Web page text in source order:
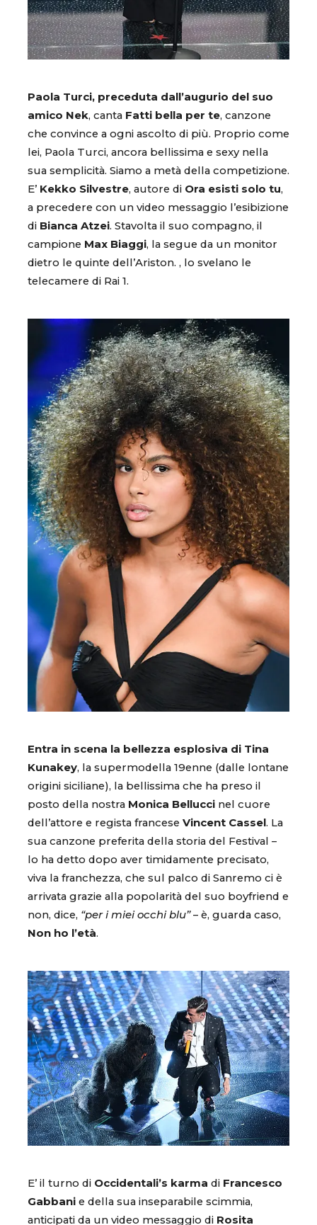
Paola Turci, preceduta dall’augurio del suo
amico Nek, canta Fatti bella per te, canzone
che convince a ogni ascolto di più. Proprio come
lei, Paola Turci, ancora bellissima e sexy nella
sua semplicità. Siamo a metà della competizione.
E’ Kekko Silvestre, autore di Ora esisti solo tu,
a precedere con un video messaggio l’esibizione
di Bianca Atzei. Stavolta il suo compagno, il
campione Max Biaggi, la segue da un monitor
dietro le quinte dell’Ariston. , lo svelano le
telecamere di Rai 1.
Entra in scena la bellezza esplosiva di Tina
Kunakey, la supermodella 19enne (dalle lontane
origini siciliane), la bellissima che ha preso il
posto della nostra Monica Bellucci nel cuore
dell’attore e regista francese Vincent Cassel. La
sua canzone preferita della storia del Festival –
lo ha detto dopo aver timidamente precisato,
viva la franchezza, che sul palco di Sanremo ci è
arrivata grazie alla popolarità del suo boyfriend e
non, dice, “per i miei occhi blu”– è, guarda caso,
Non ho l’età.
E’ il turno di Occidentali’s karma di Francesco
Gabbani e della sua inseparabile scimmia,
anticipati da un video messaggio di Rosita